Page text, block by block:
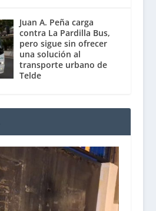
Juan A. Peña carga
contra La Pardilla Bus,
pero sigue sin ofrecer
una solución al
transporte urbano de
Telde